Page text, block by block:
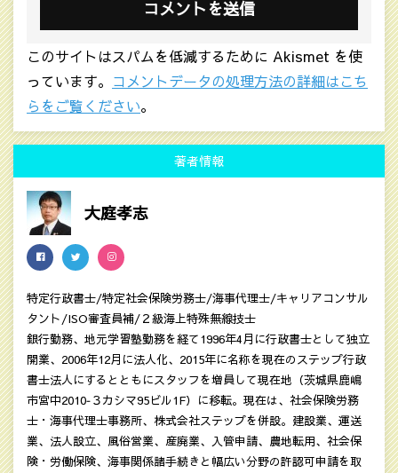
このサイトはスパムを低減するために Akismet を使
っています。 コメントデータの処理方法の詳細はこち
らをご覧ください。
著者情報
大庭孝志
特定行政書士/特定社会保険労務士/海事代理士/キャリアコンサル
タント/ISO審査員補/２級海上特殊無線技士
銀行勤務、地元学習塾勤務を経て1996年4月に行政書士として独立
開業、2006年12月に法人化、2015年に名称を現在のステップ行政
書士法人にするとともにスタッフを増員して現在地（茨城県鹿嶋
市宮中2010‐３カシマ95ビル1F）に移転。現在は、社会保険労務
士・海事代理士事務所、株式会社ステップを併設。建設業、運送
業、法人設立、風俗営業、産廃業、入管申請、農地転用、社会保
険・労働保険、海事関係諸手続きと幅広い分野の許認可申請を取